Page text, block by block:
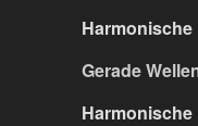
Gerade